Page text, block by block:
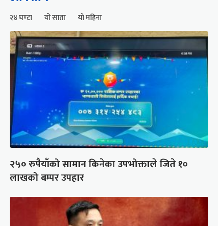
२४ घण्टा यो साता यो महिना
२५० रुपैयाँको सामान किनेका उपभोक्ताले जिते १०
लाखको बम्पर उपहार